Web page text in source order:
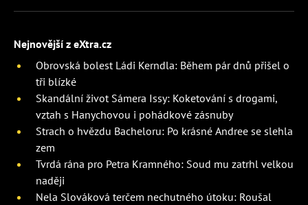
Nejnovější z eXtra.cz
Obrovská bolest Ládi Kerndla: Během pár dnů přišel o
tři blízké
Skandální život Sámera Issy: Koketování s drogami,
vztah s Hanychovou i pohádkové zásnuby
Strach o hvězdu Bacheloru: Po krásné Andree se slehla
zem
Tvrdá rána pro Petra Kramného: Soud mu zatrhl velkou
naději
Nela Slováková terčem nechutného útoku: Roušal